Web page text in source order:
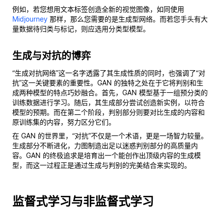
例如，若您想用文本标签创造全新的视觉图像，如同使用
Midjourney 那样，那么您需要的是生成型网络。而若您手头有大
量数据待归类与标记，则应选用分类型模型。
生成与对抗的博弈
“生成对抗网络”这一名字透露了其生成性质的同时，也强调了“对
抗”这一关键要素的重要性。GAN 的独特之处在于它将判别和生
成两种模型的特点巧妙融合。首先，GAN 模型基于一组预分类的
训练数据进行学习。随后，其生成部分尝试创造新实例，以符合
模型的预期。而在第二个阶段，判别部分则要对比生成的内容和
原训练集的内容，努力区分它们。
在 GAN 的世界里，“对抗”不仅是一个术语，更是一场智力较量。
生成部分不断进化，力图制造出足以迷惑判别部分的高质量内
容。GAN 的终极追求是培育出一个能创作出顶级内容的生成模
型，而这一过程正是通过生成与判别的完美结合来实现的。
监督式学习与非监督式学习